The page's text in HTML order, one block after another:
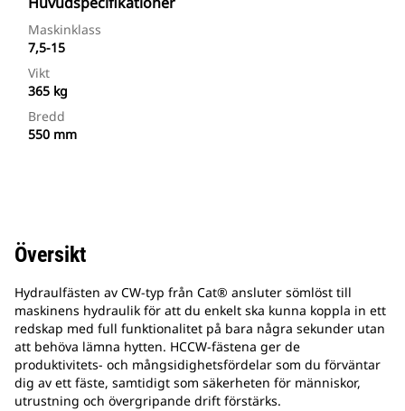
Maskinklass
7,5-15
Vikt
365 kg
Bredd
550 mm
Översikt
Hydraulfästen av CW-typ från Cat® ansluter sömlöst till
maskinens hydraulik för att du enkelt ska kunna koppla in ett
redskap med full funktionalitet på bara några sekunder utan
att behöva lämna hytten. HCCW-fästena ger de
produktivitets- och mångsidighetsfördelar som du förväntar
dig av ett fäste, samtidigt som säkerheten för människor,
utrustning och övergripande drift förstärks.